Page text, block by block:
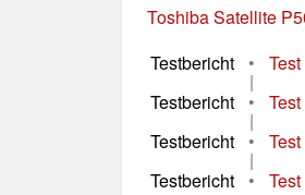
Toshiba Satellite
Testbericht
•
|
Testbericht
•
|
Testbericht
•
|
Testbericht
•